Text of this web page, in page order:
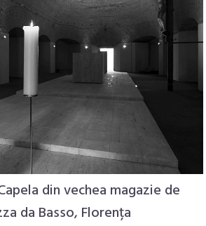
din vechea magazie de
da Basso, Florența